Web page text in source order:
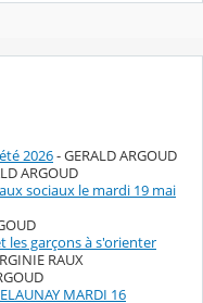
2026- GERALD ARGOUD
ARGOUD
sociaux le mardi 19 mai
les garçons à s'orienter
RAUX
MARDI 16